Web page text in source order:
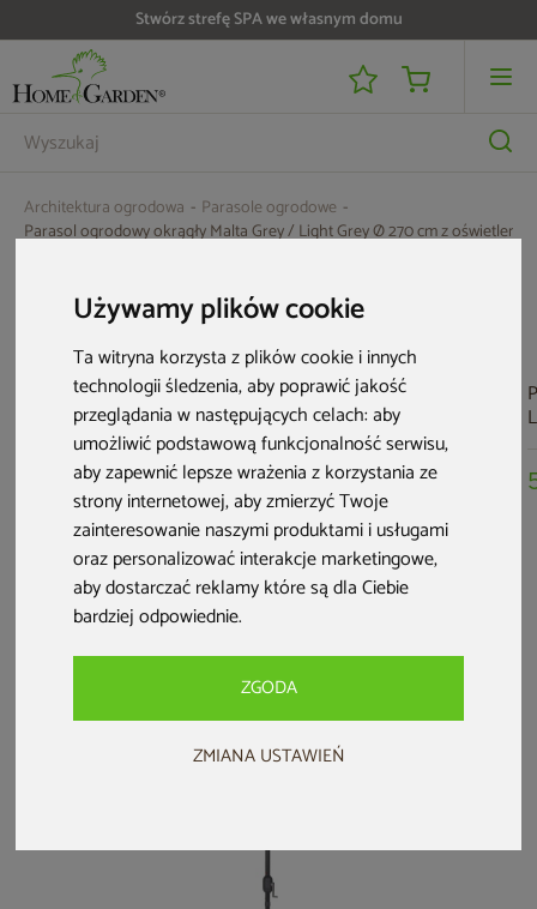
Używamy plików cookie
Ta witryna korzysta z plików cookie i innych
technologii śledzenia, aby poprawić jakość
przeglądania w następujących celach:aby
umożliwić podstawową funkcjonalność serwisu,
aby zapewnić lepsze wrażenia z korzystania ze
strony internetowej,aby zmierzyć Twoje
zainteresowanie naszymi produktami i usługami
oraz personalizować interakcje marketingowe,
aby dostarczać reklamy które są dla Ciebie
bardziej odpowiednie.
ZGODA
ZMIANA USTAWIEŃ
Stwórz strefę SPA we własnym domu
Architektura ogrodowa
Parasole ogrodowe
Parasol ogrodowy okrągły Malta Grey / Light Grey Ø 270 cm z
Parasol ogrodowy
Malabo 300 cm
Grey / Ecru z
podstawą
Parasol ogrodowy
Litex Garden Ibiza
420 cm zielony
Parasol ogrodowy
Litex Garden Rio
300 cm Silver / Ecru